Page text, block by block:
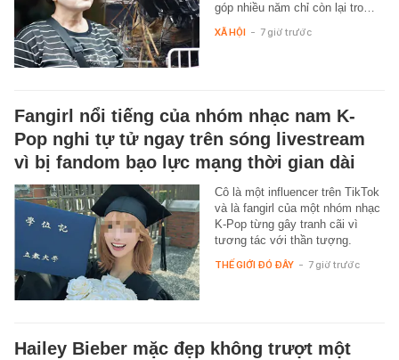
góp nhiều năm chỉ còn lại tro…
XÃ HỘI - 7 giờ trước
Fangirl nổi tiếng của nhóm nhạc nam K-
Pop nghi tự tử ngay trên sóng livestream
vì bị fandom bạo lực mạng thời gian dài
Cô là một influencer trên TikTok
và là fangirl của một nhóm nhạc
K-Pop từng gây tranh cãi vì
tương tác với thần tượng.
THẾ GIỚI ĐÓ ĐÂY - 7 giờ trước
Hailey Bieber mặc đẹp không trượt một